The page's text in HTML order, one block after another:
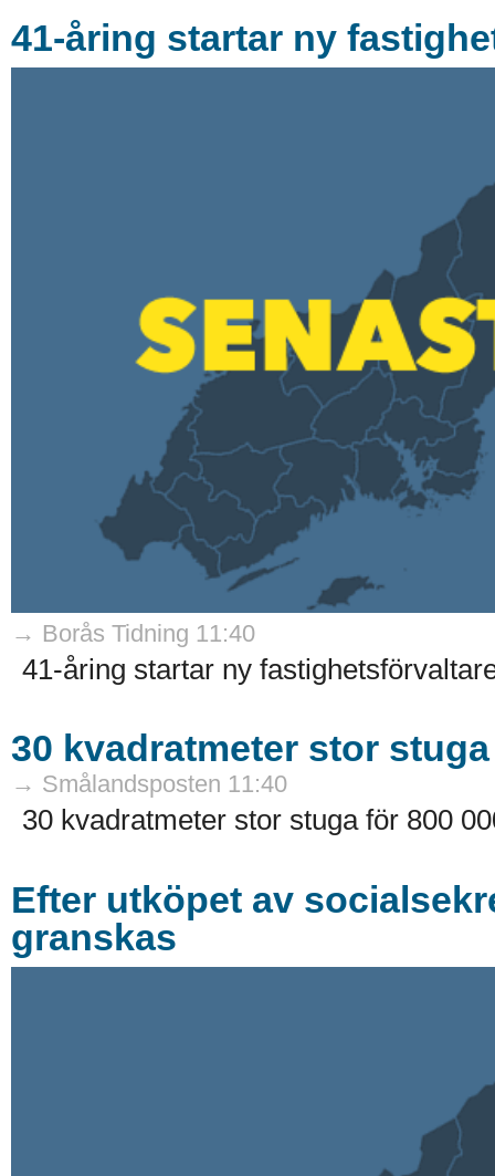
41-åring startar ny
→ Borås Tidning 11:40
41-åring startar ny
30 kvadratmeter stor
→ Smålandsposten 11:40
30 kvadratmeter stor stuga för 800
Efter utköpet av
granskas